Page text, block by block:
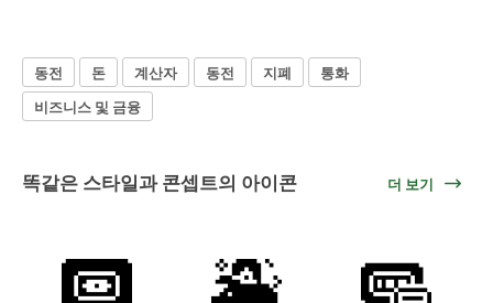
동전 돈 계산자 동전 지폐
통화
비즈니스 및 금융
똑같은 스타일과 콘셉트의 아이콘 더 보기